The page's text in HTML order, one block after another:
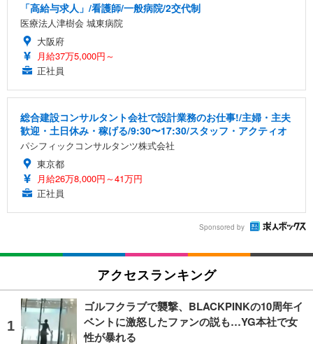
「高給与求人」/看護師/一般病院/2交代制
医療法人津樹会 城東病院
大阪府
月給37万5,000円～
正社員
総合建設コンサルタント会社で設計業務のお仕事!/主婦・主夫
歓迎・土日休み・稼げる/9:30〜17:30/スタッフ・アクティオ
パシフィックコンサルタンツ株式会社
東京都
月給26万8,000円～41万円
正社員
Sponsored by
アクセスランキング
ゴルフクラブで襲撃、BLACKPINKの10周年イ
ベントに激怒したファンの説も…YG本社で女
性が暴れる